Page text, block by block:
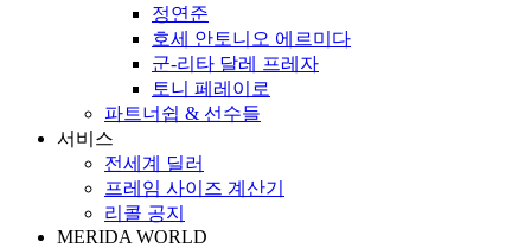
정연준
호세 안토니오 에르미다
군-리타 달레 프레자
토니 페레이로
파트너쉽 & 선수들
서비스
전세계 딜러
프레임 사이즈 계산기
리콜 공지
MERIDA WORLD